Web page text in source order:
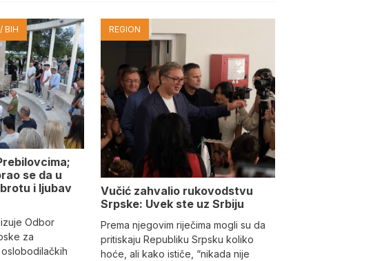
BIH
se da u
i ljubav
Odbor
za
REGION
Vučić zahvalio rukovodstvu
Srpske: Uvek ste uz Srbiju
Prema njegovim riječima mogli su da
pritiskaju Republiku Srpsku koliko
hoće, ali kako ističe, “nikada nije